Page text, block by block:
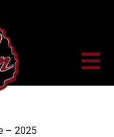
– 2025